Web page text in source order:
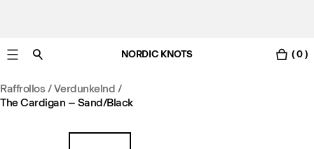
NORDIC KNOTS ( 0 )
Raffrollos / Verdunkelnd /
The Cardigan – Sand/Black